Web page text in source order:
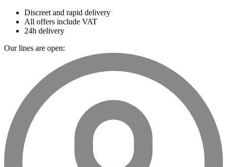
Discreet and rapid delivery
All offers include VAT
24h delivery
Our lines are open: